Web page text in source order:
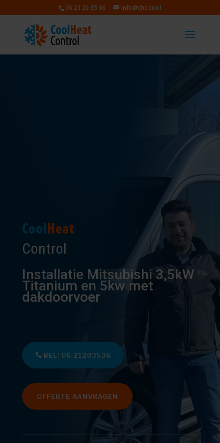
06 21 20 35 36 info@chc.cool
CoolHeat
Control
Installatie Mitsubishi 3,5kW
Titanium en 5kw met
dakdoorvoer
BEL: 06 21203536
OFFERTE AANVRAGEN